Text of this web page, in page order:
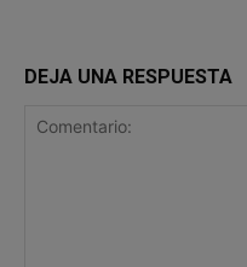
DEJA UNA RESPUESTA